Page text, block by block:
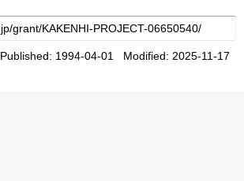
Published: 1994-04-01 Modified: 2025-11-17